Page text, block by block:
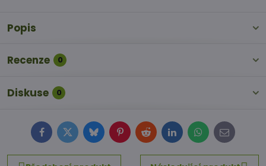
Popis
Recenze 0
Diskuse 0
FacebookTwitterBlueskyPinterestRedditLinkedInWhatsApp
E-
mail